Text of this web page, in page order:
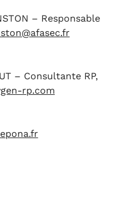
– Responsable
– Consultante RP,
rp.com